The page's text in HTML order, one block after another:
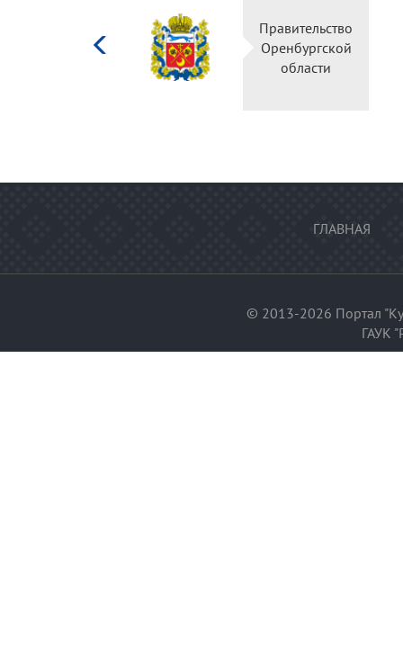
Правительство
Оренбургской
области
ГЛАВНАЯ
© 2013-2026 Портал
ГАУК